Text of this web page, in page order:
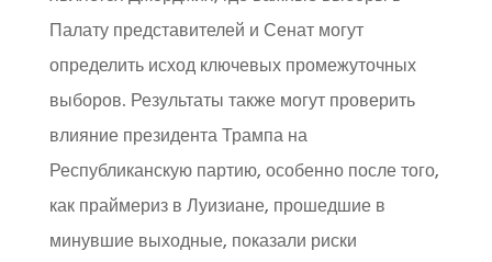
Палату представителей и Сенат могут
определить исход ключевых промежуточных
выборов. Результаты также могут проверить
влияние президента Трампа на
Республиканскую партию, особенно после того,
как праймериз в Луизиане, прошедшие в
минувшие выходные, показали риски